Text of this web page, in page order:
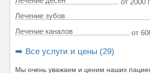
от 2000
Лечение зубов
Лечение каналов
от
➡️ Все услуги и цены (29)
Мы очень уважаем и ценим наших